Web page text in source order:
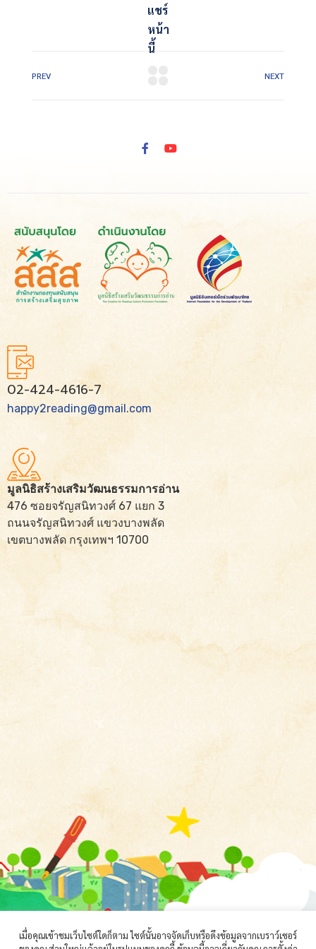
แชร์
หน้า
นี้
PREV NEXT
02-424-4616-7
happy2reading@gmail.com
มูลนิธิสร้างเสริมวัฒนธรรมการอ่าน
476 ซอยจรัญสนิทวงศ์ 67 แยก 3
ถนนจรัญสนิทวงศ์ แขวงบางพลัด
เขตบางพลัด กรุงเทพฯ 10700
เมื่อคุณเข้าชมเว็บไซต์ใดก็ตาม ไซต์นั้นอาจจัดเก็บหรือดึงข้อมูลจากเบราว์เซอร์